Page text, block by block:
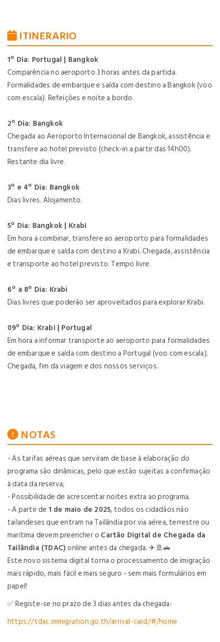
ITINERARIO
1º Dia: Portugal | Bangkok
Comparência no aeroporto 3 horas antes da partida.
Formalidades de embarque e saída com destino a Bangkok (voo
com escala). Refeições e noite a bordo.
2º Dia: Bangkok
Chegada ao Aeroporto Internacional de Bangkok, assistência e
transfere ao hotel previsto (check-in a partir das 14h00).
Restante dia livre.
3º e 4º Dia: Bangkok
Dias livres. Alojamento.
5º Dia: Bangkok | Krabi
Em hora a combinar, transfere ao aeroporto para formalidades
de embarque e saída com destino a Krabi. Chegada, assistência
e transporte ao hotel previsto. Tempo livre.
6º a 8º Dia: Krabi
Dias livres que poderão ser aproveitados para explorar Krabi.
09º Dia: Krabi | Portugal
Em hora a informar transporte ao aeroporto para formalidades
de embarque e saída com destino a Portugal (voo com escala).
Chegada, fim da viagem e dos nossos serviços.
NOTAS
-As tarifas aéreas que serviram de base à elaboração do
programa são dinâmicas, pelo que estão sujeitas a confirmação
à data da reserva;
-Possibilidade de acrescentar noites extra ao programa.
- A partir de 1 de maio de 2025, todos os cidadãos não
tailandeses que entram na Tailândia por via aérea, terrestre ou
marítima devem preencher o Cartão Digital de Chegada da
Tailândia (TDAC)online antes da chegada. ✈🚢🚗
Este novo sistema digital torna o processamento de imigração
mais rápido, mais fácil e mais seguro - sem mais formulários em
papel!
✅ Registe-se no prazo de 3 dias antes da chegada:
https://tdac.immigration.go.th/arrival-card/#/home